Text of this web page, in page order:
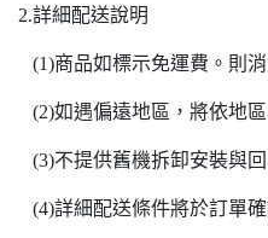
2.詳細配送說明
(1)商品如標示免運費。則
(2)如遇偏遠地區，將依地
(3)不提供舊機拆卸安裝與
(4)詳細配送條件將於訂單